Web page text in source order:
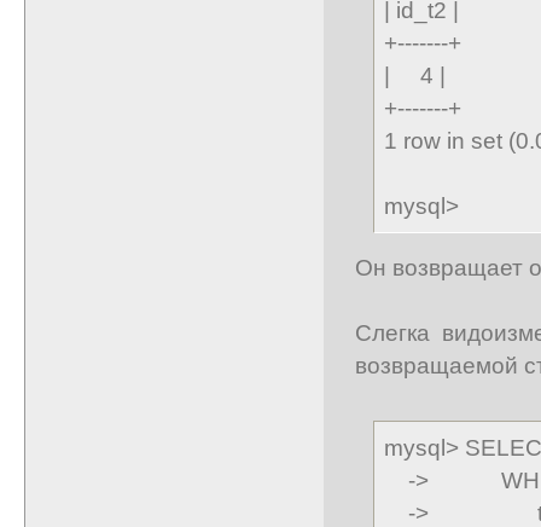
| id_t2 |
+-------+
| 4 |
+-------+
1 row in set
mysql>
Он возвращает
Слегка
возвращаемой
mysql>
->
->